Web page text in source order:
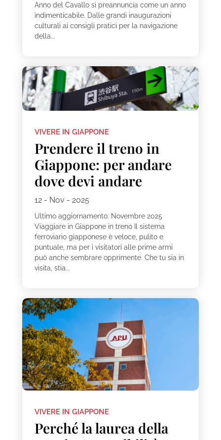
Anno del Cavallo si preannuncia come un anno
indimenticabile. Dalle grandi inaugurazioni
culturali ai consigli pratici per la navigazione
della...
VIVERE IN GIAPPONE
Prendere il treno in
Giappone: per andare
dove devi andare
12 - Nov - 2025
Ultimo aggiornamento: Novembre 2025
Viaggiare in Giappone in treno Il sistema
ferroviario giapponese è veloce, pulito e
puntuale, ma per i visitatori alle prime armi
può anche sembrare opprimente. Che tu sia in
visita, stia...
VIVERE IN GIAPPONE
Perché la laurea della